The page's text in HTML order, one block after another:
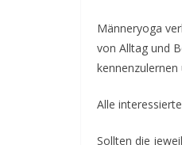
Männeryoga
von Alltag und
Alle
Sollten die